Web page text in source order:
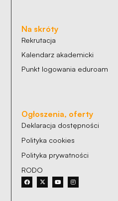
Na skróty
Rekrutacja
Kalendarz akademicki
Punkt logowania eduroam
Ogłoszenia, oferty
Deklaracja dostępności
Polityka cookies
Polityka prywatności
RODO